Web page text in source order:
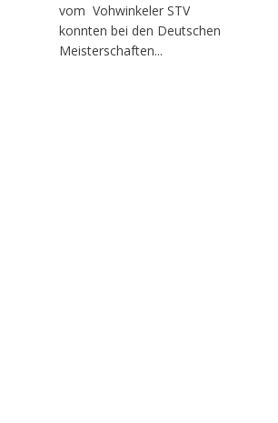
vom Vohwinkeler STV
konnten bei den Deutschen
Meisterschaften...